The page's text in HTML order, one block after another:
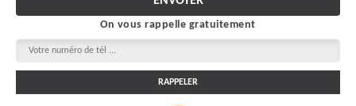
On vous rappelle gratuitement